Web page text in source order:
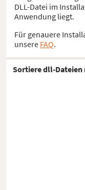
DLL-Datei im
Anwendung liegt.
Für genauere
unsere FAQ.
Sortiere dll-Dateien